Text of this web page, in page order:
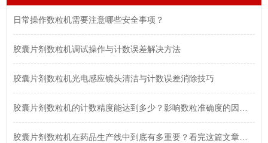
日常操作数粒机需要注意哪些安全事项？
胶囊片剂数粒机调试操作与计数误差解决方法
胶囊片剂数粒机光电感应镜头清洁与计数误差消除技巧
胶囊片剂数粒机的计数精度能达到多少？影响数粒准确度的因素有哪些？深度解析来了！
胶囊片剂数粒机在药品生产线中到底有多重要？看完这篇文章你就明白了！